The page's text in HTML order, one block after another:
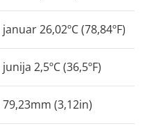
januar 26,02ºC (78,84ºF)
junija 2,5ºC (36,5ºF)
79,23mm (3,12in)